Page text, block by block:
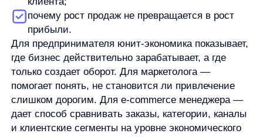
причину. Если экономика клиента отрицательная,
проблема может быть в дорогом привлечении,
низком среднем чеке, высокой себестоимости,
частых возвратах, слабом удержании или неверно
выбранном юните.
Что может быть юнитом в разных
бизнес-моделях
Юнит— это единица, по которой бизнес
считает доходы и расходы. Универсального